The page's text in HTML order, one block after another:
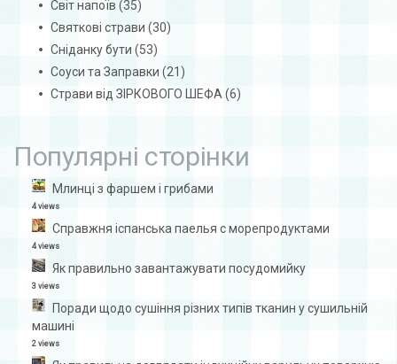
Світ напоїв (35)
Святкові страви (30)
Сніданку бути (53)
Соуси та Заправки (21)
Страви від ЗІРКОВОГО ШЕФА (6)
Популярні сторінки
Млинці з фаршем і грибами
4 views
Справжня іспанська паелья с морепродуктами
4 views
Як правильно завантажувати посудомийку
3 views
Поради щодо сушіння різних типів тканин у сушильній
машині
2 views